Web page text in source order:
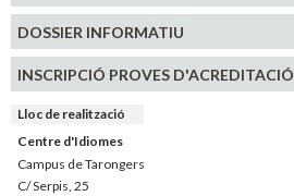
DOSSIER INFORMATIU
INSCRIPCIÓ PROVES D'ACREDITACIÓ
Lloc de realització
Centre d'Idiomes
Campus de Tarongers
C/ Serpis, 25